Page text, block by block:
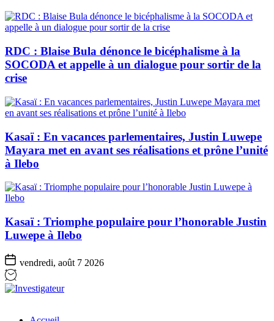
RDC : Blaise Bula dénonce le bicéphalisme à la
SOCODA et appelle à un dialogue pour sortir de la
crise
Kasaï : En vacances parlementaires, Justin Luwepe
Mayara met en avant ses réalisations et prône l’unité
à Ilebo
Kasaï : Triomphe populaire pour l’honorable Justin
Luwepe à Ilebo
vendredi, août 7 2026